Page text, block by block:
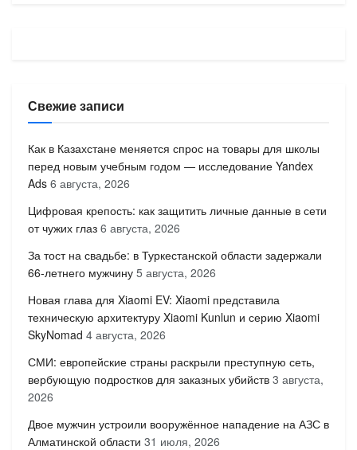
Свежие записи
Как в Казахстане меняется спрос на товары для школы
перед новым учебным годом — исследование Yandex
Ads 6 августа, 2026
Цифровая крепость: как защитить личные данные в сети
от чужих глаз 6 августа, 2026
За тост на свадьбе: в Туркестанской области задержали
66-летнего мужчину 5 августа, 2026
Новая глава для Xiaomi EV: Xiaomi представила
техническую архитектуру Xiaomi Kunlun и серию Xiaomi
SkyNomad 4 августа, 2026
СМИ: европейские страны раскрыли преступную сеть,
вербующую подростков для заказных убийств 3 августа,
2026
Двое мужчин устроили вооружённое нападение на АЗС в
Алматинской области 31 июля, 2026